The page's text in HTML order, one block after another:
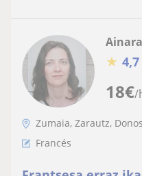
18€/
Ainara
★ 4,7
Zumaia, Zarautz,
Francés